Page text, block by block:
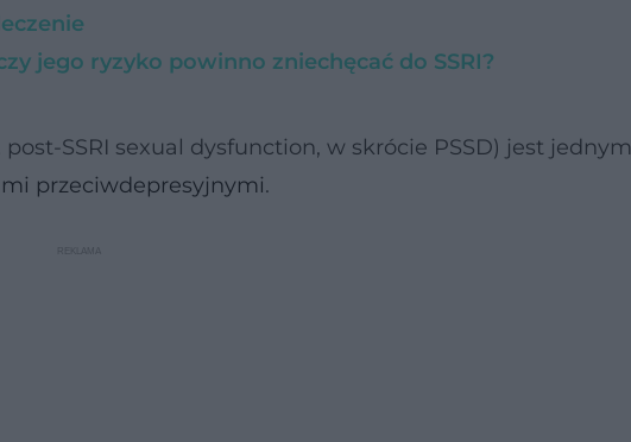
jego ryzyko powinno zniechęcać do SSRI?
post-SSRI sexual dysfunction, w skrócie PSSD) jest jednym
przeciwdepresyjnymi.